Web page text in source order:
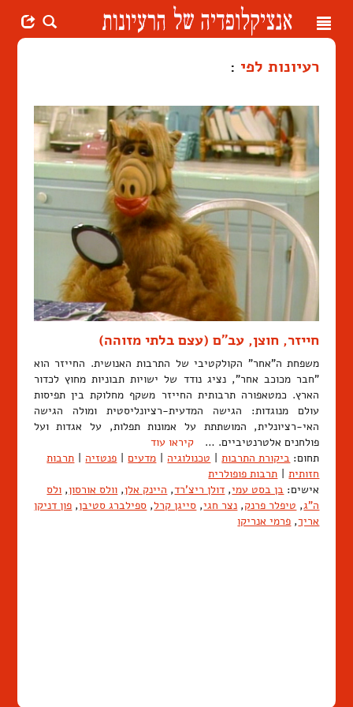
Toggle
רעיונות לפי :
חייזר, חוצן, עב"ם (עצם בלתי מזוהה)
משפחת ה"אחר" הקולקטיבי של התרבות האנושית. החייזר הוא
"חבר מכוכב אחר", נציג נודד של ישויות תבוניות מחוץ לכדור
הארץ. כמטאפורה תרבותית החייזר משקף מחלוקת בין תפיסות
עולם מנוגדות: הגישה המדעית-רציונליסטית ומולה הגישה
האי-רציונלית, המושתתת על אמונות תפלות, על אגדות ועל
פולחנים אלטרנטיביים. … קיראו עוד
תחום: ביקורת התרבות | טכנולוגיה | מדעים | פנטזיה | תרבות
חזותית | תרבות פופולרית
אישים: בן בסט עמי, דולן ריצ'רד, היינק אלן, וולס אורסון, ולס
ה"ג, טיפלר פרנק, נצר חגי, סייגן קרל, ספילברג סטיבן, פון דניקן
אריך, פרמי אנריקו